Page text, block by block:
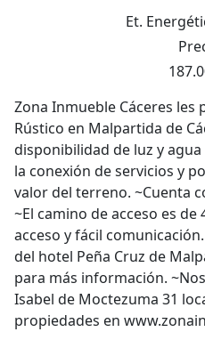
Et.
Zona Inmueble Cáceres
Rústico en Malpartida de
disponibilidad de luz y
la conexión de servicios y
valor del terreno. ~Cuenta
~El camino de acceso es
acceso y fácil
del hotel Peña Cruz de
para más información.
Isabel de Moctezuma 31
propiedades en